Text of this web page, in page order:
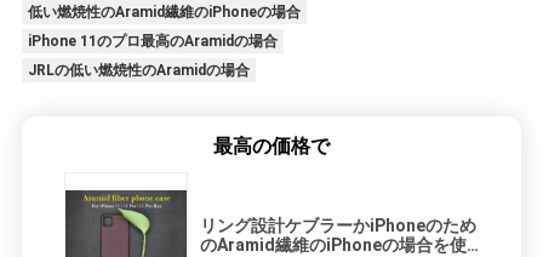
低い燃焼性のAramid繊維のiPhoneの場合
iPhone 11のプロ最高のAramidの場合
JRLの低い燃焼性のAramidの場合
最高の価格で
リング設計ケブラーかiPhoneのため
のAramid繊維のiPhoneの場合を使